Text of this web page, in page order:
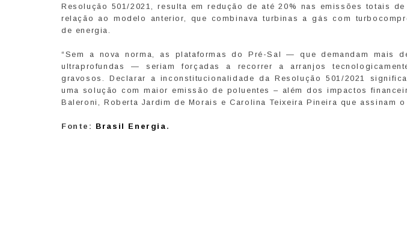
Resolução 501/2021, resulta em redução de até 20% nas emissões totais
relação ao modelo anterior, que combinava turbinas a gás com
de energia.
“Sem a nova norma, as plataformas do Pré-Sal — que demandam mais
ultraprofundas — seriam forçadas a recorrer a arranjos
gravosos. Declarar a inconstitucionalidade da Resolução 501/2021
uma solução com maior emissão de poluentes – além dos impactos
Baleroni, Roberta Jardim de Morais e Carolina Teixeira Pineira que assinam
Fonte: Brasil Energia .